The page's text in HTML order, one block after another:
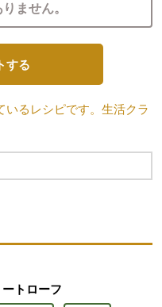
ません。
する
るレシピです。生活クラ
開きます。
トローフ